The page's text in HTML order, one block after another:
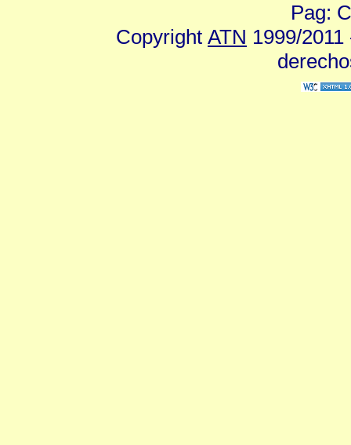
Pag:
Copyright ATN 1999/